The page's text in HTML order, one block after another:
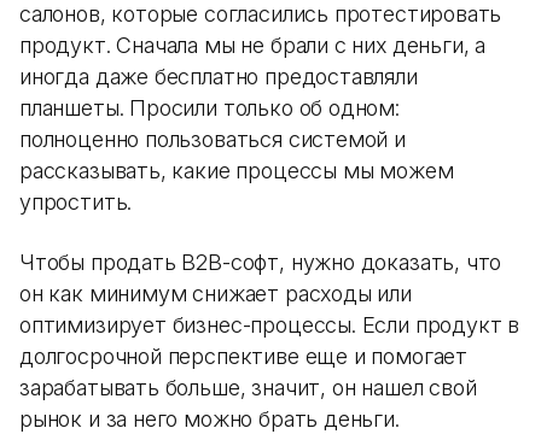
салонов, которые согласились протестировать
продукт. Сначала мы не брали с них деньги, а
иногда даже бесплатно предоставляли
планшеты. Просили только об одном:
полноценно пользоваться системой и
рассказывать, какие процессы мы можем
упростить.
Чтобы продать B2B-софт, нужно доказать, что
он как минимум снижает расходы или
оптимизирует бизнес-процессы. Если продукт в
долгосрочной перспективе еще и помогает
зарабатывать больше, значит, он нашел свой
рынок и за него можно брать деньги.